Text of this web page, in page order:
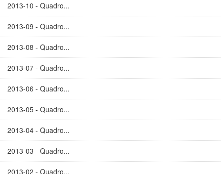
2013-10 - Quadro...
2013-09 - Quadro...
2013-08 - Quadro...
2013-07 - Quadro...
2013-06 - Quadro...
2013-05 - Quadro...
2013-04 - Quadro...
2013-03 - Quadro...
2013-02 - Quadro...